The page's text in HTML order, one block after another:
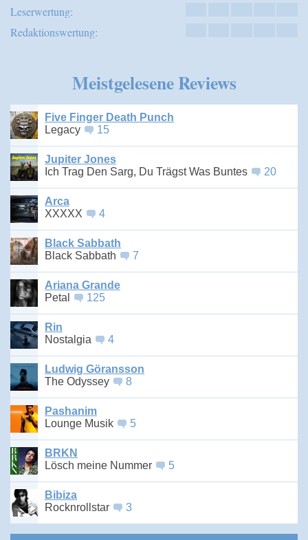
Leserwertung:
Redaktionswertung:
Meistgelesene Reviews
Five Finger Death Punch
Legacy
15
Jupiter Jones
Ich Trag Den Sarg, Du Trägst Was Buntes
20
Arca
XXXXX
4
Black Sabbath
Black Sabbath
7
Ariana Grande
Petal
125
Rin
Nostalgia
4
Ludwig Göransson
The Odyssey
8
Pashanim
Lounge Musik
5
BRKN
Lösch meine Nummer
5
Bibiza
Rocknrollstar
3